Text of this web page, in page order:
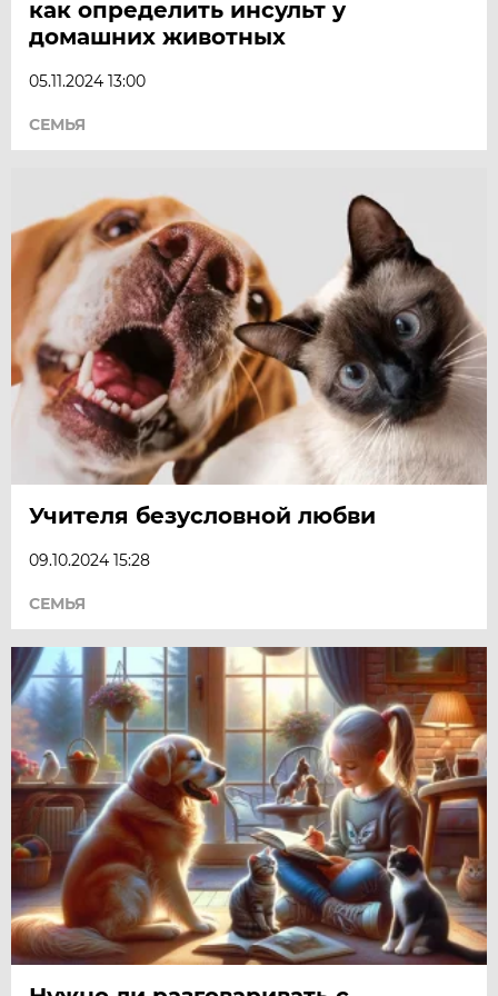
как определить инсульт у
домашних животных
05.11.2024 13:00
СЕМЬЯ
Учителя безусловной любви
09.10.2024 15:28
СЕМЬЯ